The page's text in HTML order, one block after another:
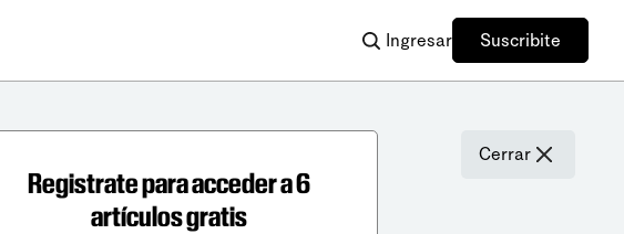
Ingresar Suscribite
Cerrar
Registrate para acceder a 6
artículos gratis